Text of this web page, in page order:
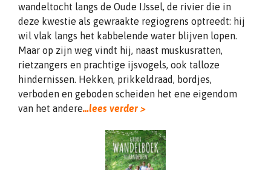
wandeltocht langs de Oude IJssel, de rivier die in
deze kwestie als gewraakte regiogrens optreedt: hij
wil vlak langs het kabbelende water blijven lopen.
Maar op zijn weg vindt hij, naast muskusratten,
rietzangers en prachtige ijsvogels, ook talloze
hindernissen. Hekken, prikkeldraad, bordjes,
verboden en geboden scheiden het ene eigendom
van het andere…lees verder >